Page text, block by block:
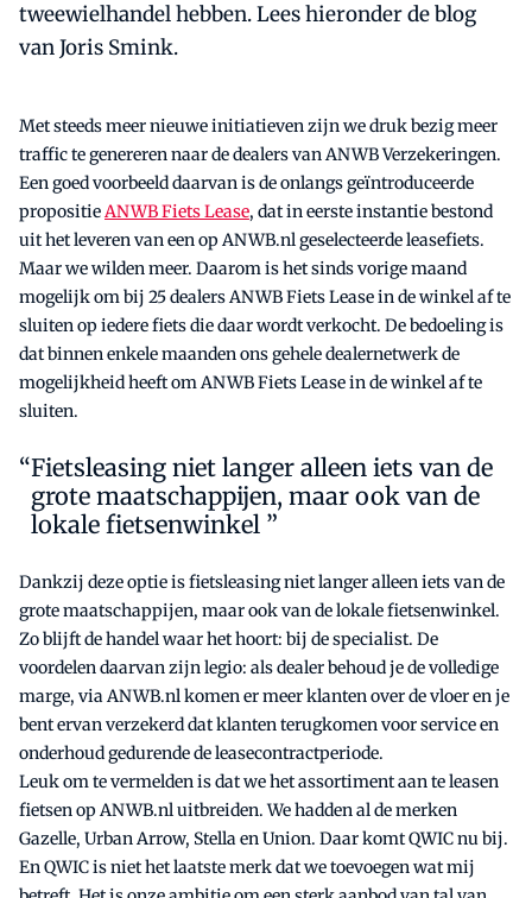
tweewielhandel hebben. Lees hieronder de blog
van Joris Smink.
Met steeds meer nieuwe initiatieven zijn we druk bezig meer
traffic te genereren naar de dealers van ANWB Verzekeringen.
Een goed voorbeeld daarvan is de onlangs geïntroduceerde
propositieANWB Fiets Lease, dat in eerste instantie bestond
uit het leveren van een op ANWB.nl geselecteerde leasefiets.
Maar we wilden meer. Daarom is het sinds vorige maand
mogelijk om bij 25 dealers ANWB Fiets Lease in de winkel af te
sluiten op iedere fiets die daar wordt verkocht. De bedoeling is
dat binnen enkele maanden ons gehele dealernetwerk de
mogelijkheid heeft om ANWB Fiets Lease in de winkel af te
sluiten.
Fietsleasing niet langer alleen iets van de
grote maatschappijen, maar ook van de
lokale fietsenwinkel ”
Dankzij deze optie is fietsleasing niet langer alleen iets van de
grote maatschappijen, maar ook van de lokale fietsenwinkel.
Zo blijft de handel waar het hoort: bij de specialist. De
voordelen daarvan zijn legio: als dealer behoud je de volledige
marge, via ANWB.nl komen er meer klanten over de vloer en je
bent ervan verzekerd dat klanten terugkomen voor service en
onderhoud gedurende de leasecontractperiode.
Leuk om te vermelden is dat we het assortiment aan te leasen
fietsen op ANWB.nl uitbreiden. We hadden al de merken
Gazelle, Urban Arrow, Stella en Union. Daar komt QWIC nu bij.
En QWIC is niet het laatste merk dat we toevoegen wat mij